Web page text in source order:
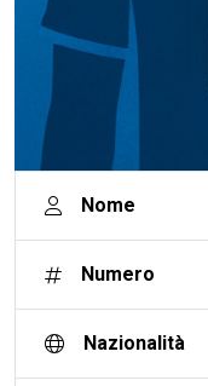
Nome
Numero
Nazionalità